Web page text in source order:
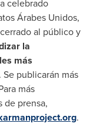
celebrado
Árabes Unidos,
al público y
la
más
. Se publicarán más
más
de prensa,
.